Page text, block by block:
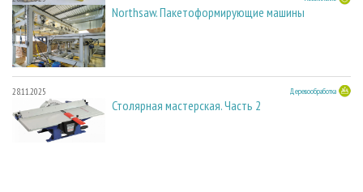
Northsaw. Пакетоформирующие машины
28.11.2025 Деревообработка
Столярная мастерская. Часть 2